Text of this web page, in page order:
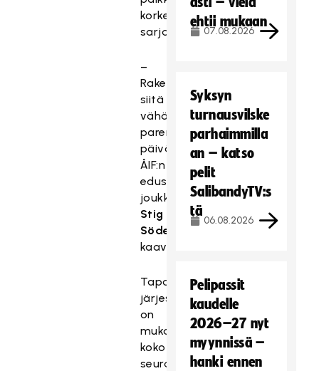
korkeimmalla
sarjatasolla.
–
Rakennetaan
siitä
vähän
parempi
päivä,
ÅIF:n
edustusryhmän
joukkueenjohtaja
Stig
Söderholm
kaavaili.
Tapahtuman
järjestämisessä
on
mukana
koko
seura
ehtii mukaan
07.08.2026
Syksyn
turnausvilske
parhaimmilla
an – katso
pelit
SalibandyTV:s
tä
06.08.2026
Pelipassit
kaudelle
2026–27 nyt
myynnissä –
hanki ennen